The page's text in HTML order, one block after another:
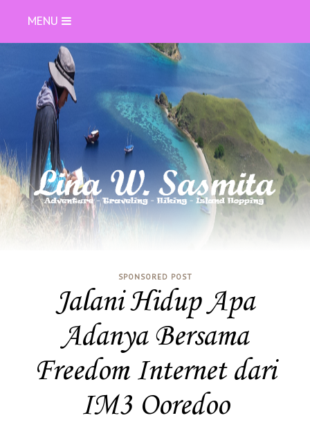
MENU
SPONSORED POST
Jalani Hidup Apa
Adanya Bersama
Freedom Internet dari
IM3 Ooredoo